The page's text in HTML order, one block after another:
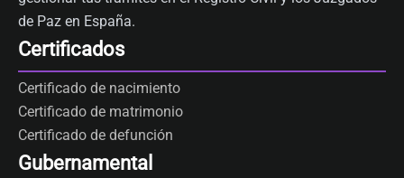
de Paz en España.
Certificados
Certificado de nacimiento
Certificado de matrimonio
Certificado de defunción
Gubernamental